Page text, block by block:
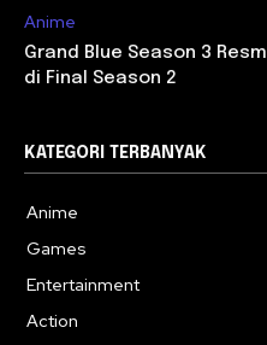
Anime
Grand Blue Season 3
di Final Season 2
KATEGORI TERBANYAK
Anime
Games
Entertainment
Action